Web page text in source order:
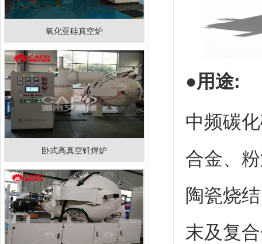
氧化亚硅真空炉
卧式高真空钎焊炉
●用途:
中频碳
合金、
陶瓷烧
末及复